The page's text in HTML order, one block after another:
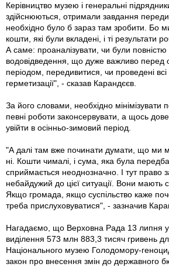
Керівництво музею і генеральні
здійснюються, отримали завдання
необхідно було б зараз там зробити. Бо
кошти, які були вкладені, і ті результати
А саме: проаналізувати, чи були
водовідведення, що дуже важливо перед
періодом, передивитися, чи проведені
герметизації", - сказав Карандєєв.
За його словами, необхідно мінімізувати
певні роботи законсервувати, а щось
увійти в осінньо-зимовий період.
"А далі там вже починати думати, що ми
ні. Кошти чималі, і сума, яка була
сприймається неоднозначно. І тут право
небайдужий до цієї ситуації. Вони мають
Якщо громада, якщо суспільство каже
треба прислуховуватися", - зазначив
Нагадаємо, що Верховна Рада 13 липня
виділення 573 млн 883,3 тисяч гривень
Національного музею Голодомору-
закон про внесення змін до державного